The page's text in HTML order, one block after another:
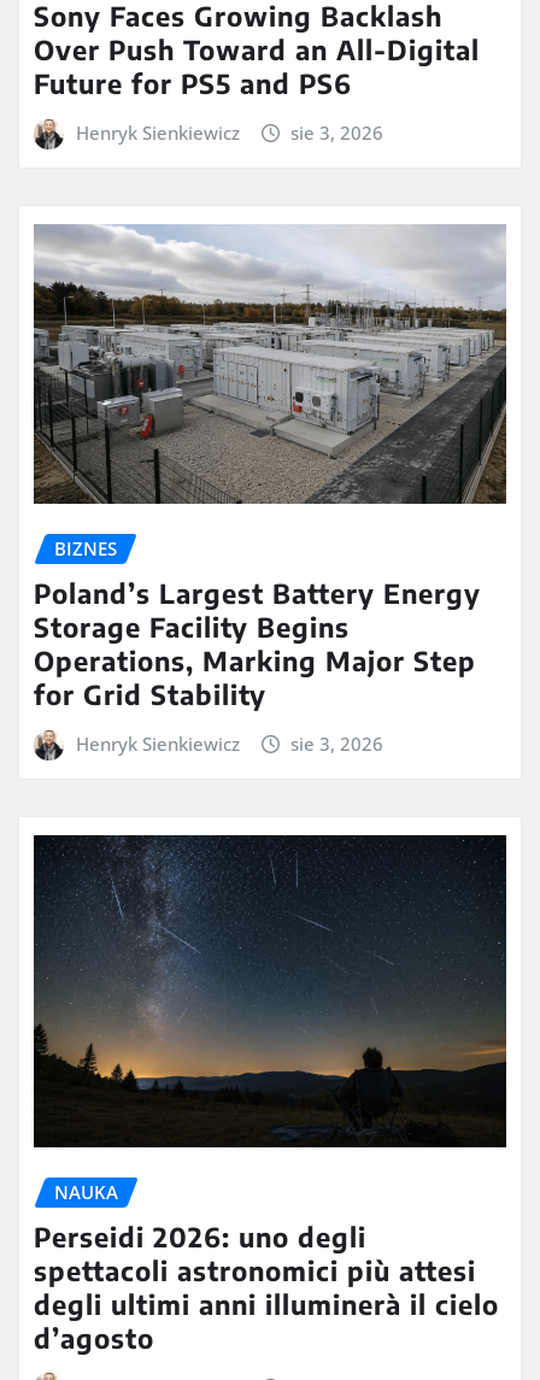
Sony Faces Growing Backlash
Over Push Toward an All-Digital
Future for PS5 and PS6
Henryk Sienkiewicz sie 3, 2026
BIZNES
Poland’s Largest Battery Energy
Storage Facility Begins
Operations, Marking Major Step
for Grid Stability
Henryk Sienkiewicz sie 3, 2026
NAUKA
Perseidi 2026: uno degli
spettacoli astronomici più attesi
degli ultimi anni illuminerà il cielo
d’agosto